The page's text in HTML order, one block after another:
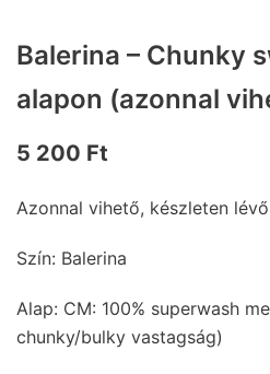
Balerina – Chunky
alapon (azonnal
5 200 Ft
Azonnal vihető, készleten
Szín: Balerina
Alap: CM: 100% superwash
chunky/bulky vastagság)